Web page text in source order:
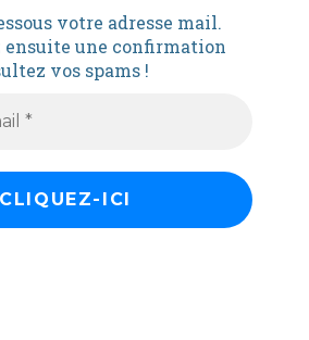
votre adresse mail.
ensuite une confirmation
vos spams !